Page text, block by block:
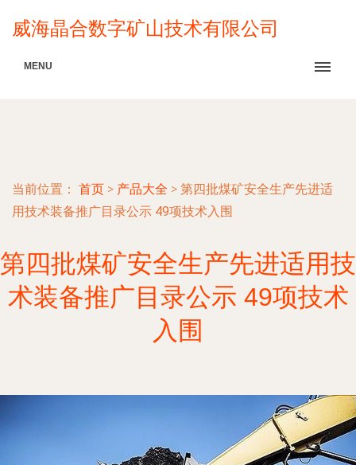
威海晶合数字矿山技术有限公司
MENU
当前位置： 首页 > 产品大全 > 第四批煤矿安全生产先进适
用技术装备推广目录公示 49项技术入围
第四批煤矿安全生产先进适用技
术装备推广目录公示 49项技术
入围